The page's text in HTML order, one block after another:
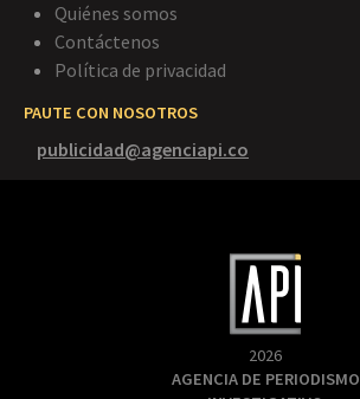
Quiénes somos
Contáctenos
Política de privacidad
PAUTE CON NOSOTROS
publicidad@agenciapi.co
2026
AGENCIA DE PERIODISMO